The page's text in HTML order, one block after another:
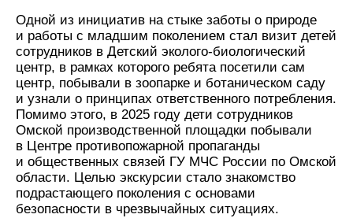
Одной из инициатив на стыке заботы о природе
и работы с младшим поколением стал визит детей
сотрудников в Детский эколого-биологический
центр, в рамках которого ребята посетили сам
центр, побывали в зоопарке и ботаническом саду
и узнали о принципах ответственного потребления.
Помимо этого, в 2025 году дети сотрудников
Омской производственной площадки побывали
в Центре противопожарной пропаганды
и общественных связей ГУ МЧС России по Омской
области. Целью экскурсии стало знакомство
подрастающего поколения с основами
безопасности в чрезвычайных ситуациях.